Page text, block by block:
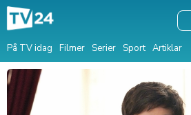
På TV idag Filmer Serier Sport Artiklar